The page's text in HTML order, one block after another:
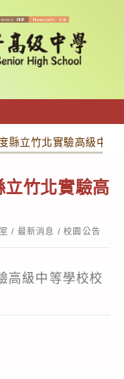
縣立竹北實驗高級中等
立竹北實驗高
/ 最新消息 / 校園公告
高級中等學校校